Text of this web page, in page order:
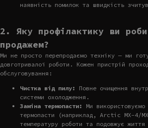
наявність помилок та швидкість
2. Яку профілактику ви
продажем?
Ми не просто перепродаємо техніку — ми
довготривалої роботи. Кожен пристрій
обслуговування:
Чистка від пилу:
Повне очищення
системи охолодження.
Заміна термопасти:
Ми використовуємо
термопасти (наприклад, Arctic MX-4/
температуру роботи та подовжує життя